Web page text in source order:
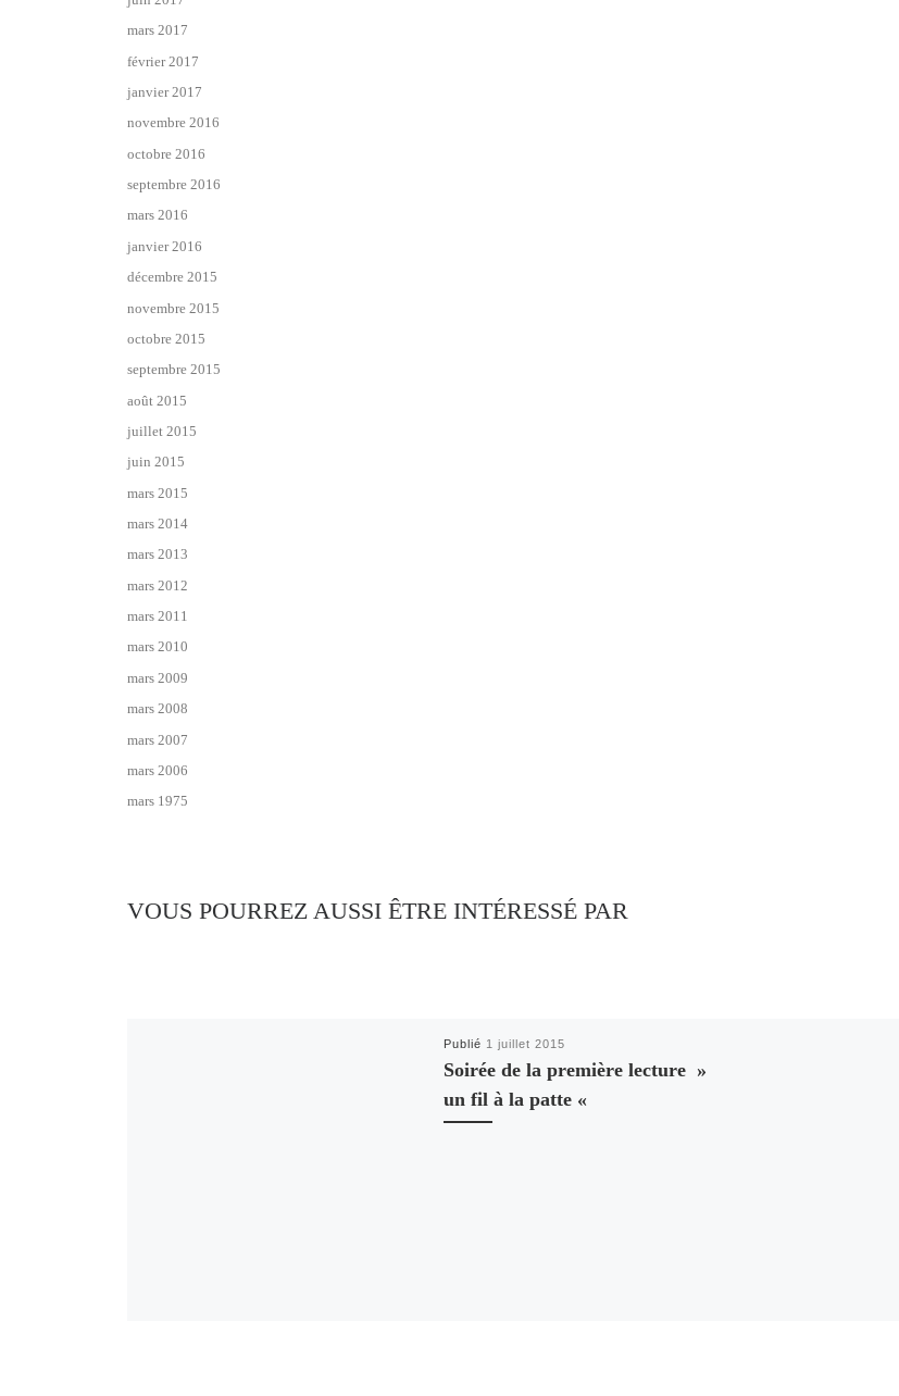
VOUS POURREZ AUSSI ÊTRE INTÉRESSÉ PAR
Publié 1 juillet 2015
Soirée de la première lecture »
un fil à la patte «
mars 2017
février 2017
janvier 2017
novembre 2016
octobre 2016
septembre 2016
mars 2016
janvier 2016
décembre 2015
novembre 2015
octobre 2015
septembre 2015
août 2015
juillet 2015
juin 2015
mars 2015
mars 2014
mars 2013
mars 2012
mars 2011
mars 2010
mars 2009
mars 2008
mars 2007
mars 2006
mars 1975